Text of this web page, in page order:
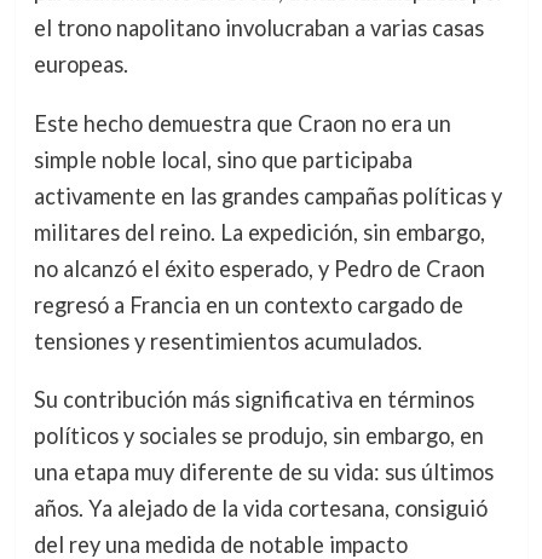
el trono napolitano involucraban a varias casas
europeas.
Este hecho demuestra que Craon no era un
simple noble local, sino que participaba
activamente en las grandes campañas políticas y
militares del reino. La expedición, sin embargo,
no alcanzó el éxito esperado, y Pedro de Craon
regresó a Francia en un contexto cargado de
tensiones y resentimientos acumulados.
Su contribución más significativa en términos
políticos y sociales se produjo, sin embargo, en
una etapa muy diferente de su vida: sus últimos
años. Ya alejado de la vida cortesana, consiguió
del rey una medida de notable impacto